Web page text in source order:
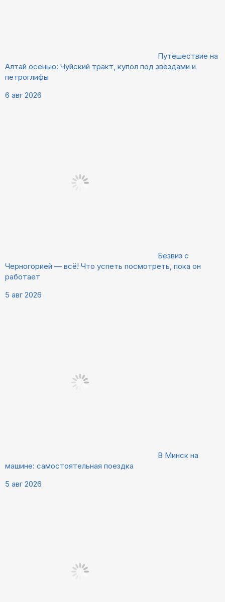
Путешествие на
Алтай осенью: Чуйский тракт, купол под звёздами и
петроглифы
6 авг 2026
Безвиз с
Черногорией — всё! Что успеть посмотреть, пока он
работает
5 авг 2026
В Минск на
машине: самостоятельная поездка
5 авг 2026